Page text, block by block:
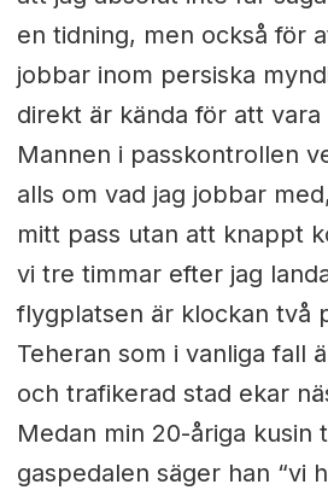
en tidning, men också för
jobbar inom persiska
direkt är kända för att
Mannen i passkontrollen
alls om vad jag jobbar
mitt pass utan att knappt
vi tre timmar efter jag
flygplatsen är klockan två
Teheran som i vanliga fall
och trafikerad stad ekar
Medan min 20-åriga kusin
gaspedalen säger han “vi